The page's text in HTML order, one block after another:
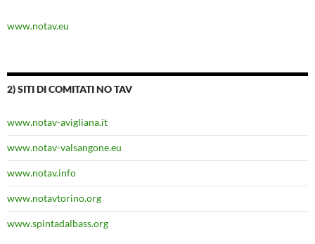
www.notav.eu
2) SITI DI COMITATI NO TAV
www.notav-avigliana.it
www.notav-valsangone.eu
www.notav.info
www.notavtorino.org
www.spintadalbass.org